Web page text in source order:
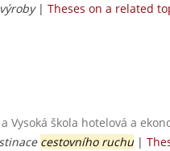
| Theses on a related
Vysoká škola hotelová a
cestovního ruchu|